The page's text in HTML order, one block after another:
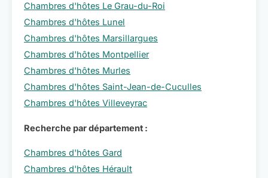
Chambres d'hôtes Le Grau-du-Roi
Chambres d'hôtes Lunel
Chambres d'hôtes Marsillargues
Chambres d'hôtes Montpellier
Chambres d'hôtes Murles
Chambres d'hôtes Saint-Jean-de-Cuculles
Chambres d'hôtes Villeveyrac
Recherche par département :
Chambres d'hôtes Gard
Chambres d'hôtes Hérault